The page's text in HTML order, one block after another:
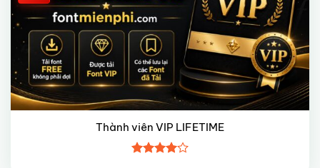
Thành viên VIP LIFETIME